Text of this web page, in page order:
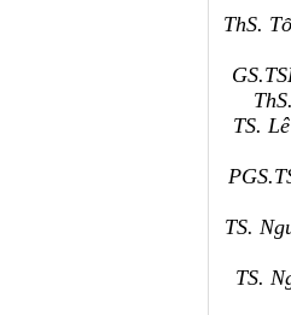
ThS.
TS.
TS.
TS.